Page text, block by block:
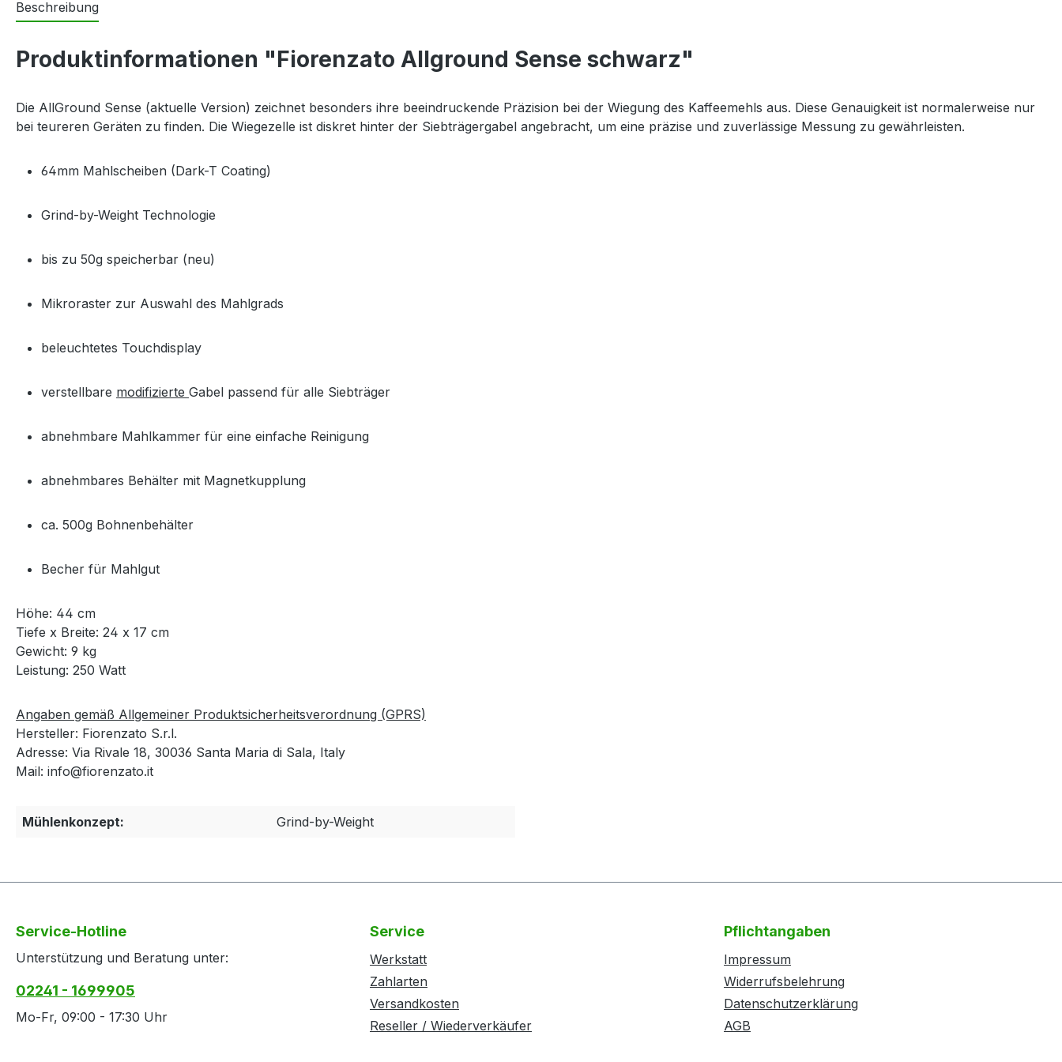
Beschreibung
Produktinformationen "Fiorenzato Allground Sense schwarz"
Die AllGround Sense (aktuelle Version) zeichnet besonders ihre beeindruckende Präzision bei der Wiegung des Kaffeemehls aus. Diese Genauigkeit ist normalerweise nur
bei teureren Geräten zu finden. Die Wiegezelle ist diskret hinter der Siebträgergabel angebracht, um eine präzise und zuverlässige Messung zu gewährleisten.
64mm Mahlscheiben (Dark-T Coating)
Grind-by-Weight Technologie
bis zu 50g speicherbar (neu)
Mikroraster zur Auswahl des Mahlgrads
beleuchtetes Touchdisplay
verstellbare modifizierte Gabel passend für alle Siebträger
abnehmbare Mahlkammer für eine einfache Reinigung
abnehmbares Behälter mit Magnetkupplung
ca. 500g Bohnenbehälter
Becher für Mahlgut
Höhe: 44 cm
Tiefe x Breite: 24 x 17 cm
Gewicht: 9 kg
Leistung: 250 Watt
Angaben gemäß Allgemeiner Produktsicherheitsverordnung (GPRS)
Hersteller: Fiorenzato S.r.l.
Adresse: Via Rivale 18, 30036 Santa Maria di Sala, Italy
Mail: info@fiorenzato.it
Mühlenkonzept: Grind-by-Weight
Service-Hotline
Unterstützung und Beratung unter:
02241 - 1699905
Mo-Fr, 09:00 - 17:30 Uhr
Service
Werkstatt
Zahlarten
Versandkosten
Reseller / Wiederverkäufer
Pflichtangaben
Impressum
Widerrufsbelehrung
Datenschutzerklärung
AGB